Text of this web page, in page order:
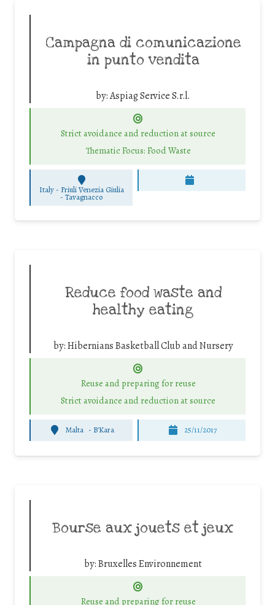
Campagna di comunicazione
in punto vendita
by:Aspiag Service S.r.l.
Strict avoidance and reduction at source
Thematic Focus: Food Waste
Italy - Friuli Venezia Giulia
-Tavagnacco
Reduce food waste and
healthy eating
by:Hibernians Basketball Club and Nursery
Reuse and preparing for reuse
Strict avoidance and reduction at source
Malta - B'Kara 25/11/2017
Bourse aux jouets et jeux
by:Bruxelles Environnement
Reuse and preparing for reuse